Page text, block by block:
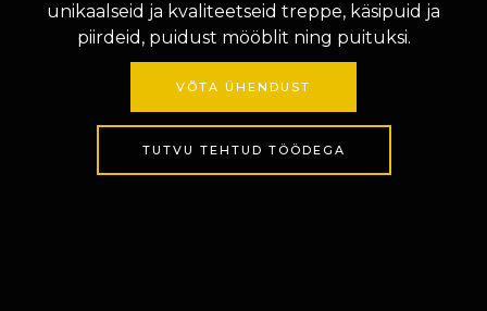
unikaalseid ja kvaliteetseid treppe, käsipuid ja
piirdeid, puidust mööblit ning puituksi.
VÕTA ÜHENDUST
TUTVU TEHTUD TÖÖDEGA